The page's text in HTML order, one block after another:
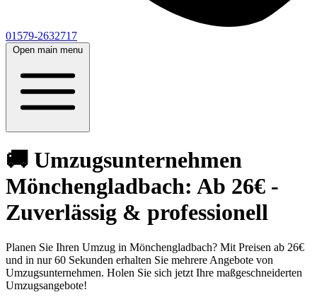
01579-2632717
Open main menu
🚚 Umzugsunternehmen
Mönchengladbach: Ab 26€ -
Zuverlässig & professionell
Planen Sie Ihren Umzug in Mönchengladbach? Mit Preisen ab 26€
und in nur 60 Sekunden erhalten Sie mehrere Angebote von
Umzugsunternehmen. Holen Sie sich jetzt Ihre maßgeschneiderten
Umzugsangebote!